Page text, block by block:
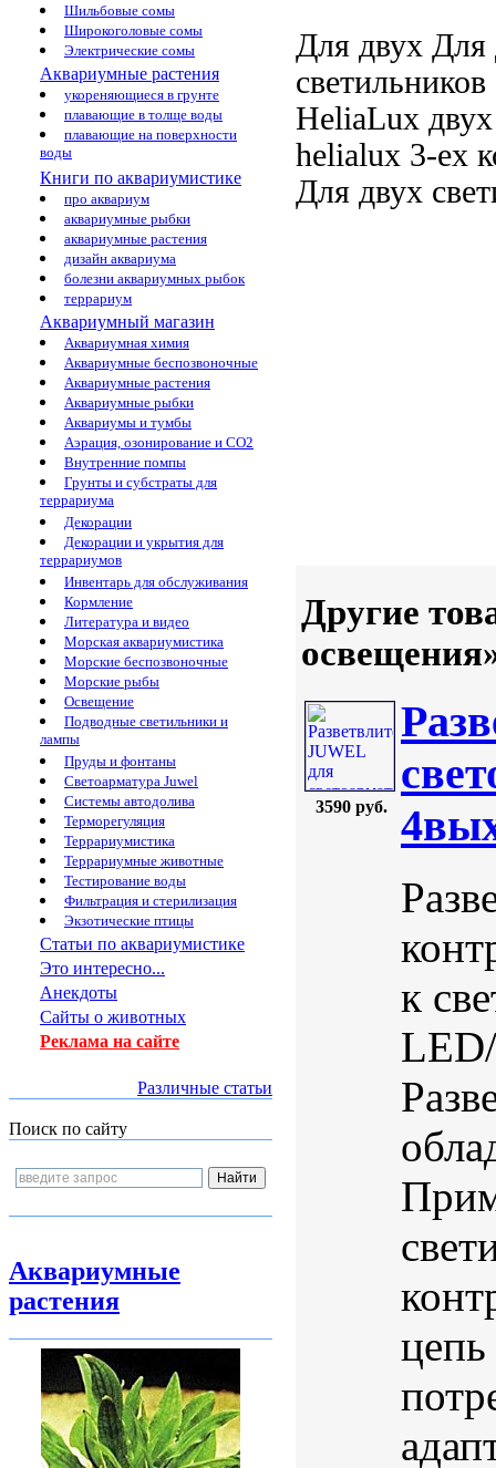
Шильбовые сомы
Широкоголовые сомы
Электрические сомы
Аквариумные растения
укореняющиеся в грунте
плавающие в толще воды
плавающие на поверхности
воды
Книги по аквариумистике
про аквариум
аквариумные рыбки
аквариумные растения
дизайн аквариума
болезни аквариумных рыбок
террариум
Аквариумный магазин
Аквариумная химия
Аквариумные беспозвоночные
Аквариумные растения
Аквариумные рыбки
Аквариумы и тумбы
Аэрация, озонирование и CO2
Внутренние помпы
Грунты и субстраты для
террариума
Декорации
Декорации и укрытия для
террариумов
Инвентарь для обслуживания
Кормление
Литература и видео
Морская аквариумистика
Морские беспозвоночные
Морские рыбы
Освещение
Подводные светильники и
лампы
Пруды и фонтаны
Светоарматура Juwel
Системы автодолива
Терморегуляция
Террариумистика
Террариумные животные
Тестирование воды
Фильтрация и стерилизация
Экзотические птицы
Статьи по аквариумистике
Это интересно...
Анекдоты
Сайты о животных
Реклама на сайте
Различные статьи
Поиск по сайту
Аквариумные
растения
Для двух Для
светильников
HeliaLux
helialux 3-ех
Для двух
Другие
3590 руб.
к